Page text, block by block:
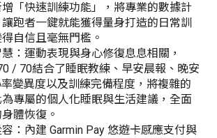
「快速訓練功能」，將專業的數據計
跑者一鍵就能獲得量身打造的日常訓
自信且毫無門檻。
：運動表現與身心修復息息相關，
/ 70結合了睡眠教練、早安晨報、晚安
變異度以及訓練完備程度，將複雜的
為專屬的個人化睡眠與生活建議，全面
體恢復。
：內建 Garmin Pay 悠遊卡感應支付與